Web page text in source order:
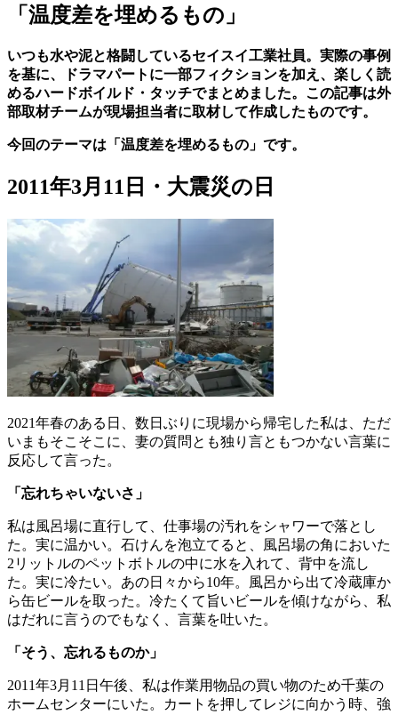
「温度差を埋めるもの」
いつも水や泥と格闘しているセイスイ工業社員。実際の事例
を基に、ドラマパートに一部フィクションを加え、楽しく読
めるハードボイルド・タッチでまとめました。この記事は外
部取材チームが現場担当者に取材して作成したものです。
今回のテーマは「温度差を埋めるもの」です。
2011年3月11日・大震災の日
2021年春のある日、数日ぶりに現場から帰宅した私は、ただ
いまもそこそこに、妻の質問とも独り言ともつかない言葉に
反応して言った。
「忘れちゃいないさ」
私は風呂場に直行して、仕事場の汚れをシャワーで落とし
た。実に温かい。石けんを泡立てると、風呂場の角においた
2リットルのペットボトルの中に水を入れて、背中を流し
た。実に冷たい。あの日々から10年。風呂から出て冷蔵庫か
ら缶ビールを取った。冷たくて旨いビールを傾けながら、私
はだれに言うのでもなく、言葉を吐いた。
「そう、忘れるものか」
2011年3月11日午後、私は作業用物品の買い物のため千葉の
ホームセンターにいた。カートを押してレジに向かう時、強